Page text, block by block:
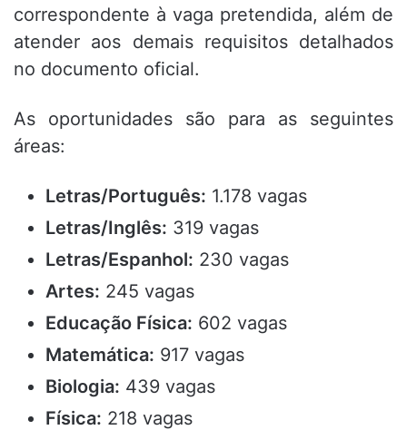
correspondente à vaga pretendida, além de
atender aos demais requisitos detalhados
no documento oficial.
As oportunidades são para as seguintes
áreas:
Letras/Português: 1.178 vagas
Letras/Inglês: 319 vagas
Letras/Espanhol: 230 vagas
Artes: 245 vagas
Educação Física: 602 vagas
Matemática: 917 vagas
Biologia: 439 vagas
Física: 218 vagas